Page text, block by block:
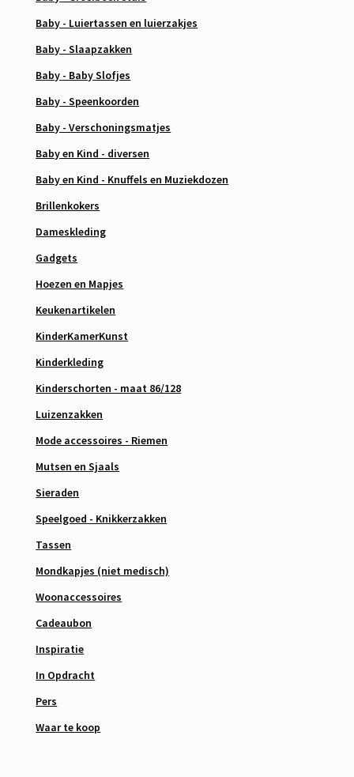
Baby - Luiertassen en luierzakjes
Baby - Slaapzakken
Baby - Baby Slofjes
Baby - Speenkoorden
Baby - Verschoningsmatjes
Baby en Kind - diversen
Baby en Kind - Knuffels en Muziekdozen
Brillenkokers
Dameskleding
Gadgets
Hoezen en Mapjes
Keukenartikelen
KinderKamerKunst
Kinderkleding
Kinderschorten - maat 86/128
Luizenzakken
Mode accessoires - Riemen
Mutsen en Sjaals
Sieraden
Speelgoed - Knikkerzakken
Tassen
Mondkapjes (niet medisch)
Woonaccessoires
Cadeaubon
Inspiratie
In Opdracht
Pers
Waar te koop